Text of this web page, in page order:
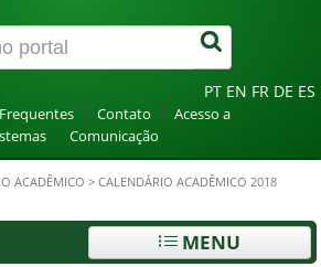
Canais
PT EN FR DE ES
Contato
Acesso a
Comunicação
ACADÊMICO > CALENDÁRIO ACADÊMICO 2018
MENU